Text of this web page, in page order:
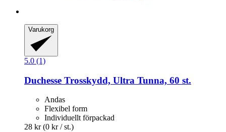
Varukorg
5.0 (1)
Duchesse Trosskydd, Ultra Tunna, 60 st.
Andas
Flexibel form
Individuellt förpackad
28 kr (0 kr / st.)